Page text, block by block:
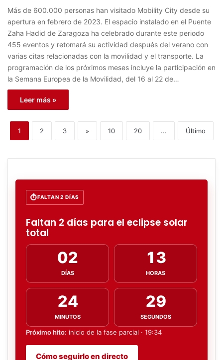
Más de 600.000 personas han visitado Mobility City desde su
apertura en febrero de 2023. El espacio instalado en el Puente
Zaha Hadid de Zaragoza ha celebrado durante este periodo
455 eventos y retomará su actividad después del verano con
varias citas relacionadas con la movilidad y el transporte. La
programación de los próximos meses incluye la participación en
la Semana Europea de la Movilidad, del 16 al 22 de…
Leer más »
1 2 3 » 10 20 ... Último
FALTAN 2 DÍAS
Faltan 2 días para el eclipse solar
total
02
DÍAS
13
HORAS
24
MINUTOS
28
SEGUNDOS
Próximo hito: inicio de la fase parcial · 19:34
Cómo seguirlo en directo